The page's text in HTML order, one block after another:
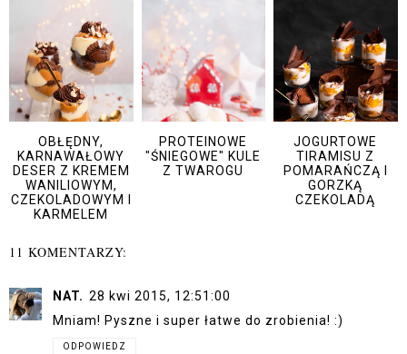
OBŁĘDNY,
KARNAWAŁOWY
DESER Z KREMEM
WANILIOWYM,
CZEKOLADOWYM I
KARMELEM
PROTEINOWE
"ŚNIEGOWE" KULE
Z TWAROGU
JOGURTOWE
TIRAMISU Z
POMARAŃCZĄ I
GORZKĄ
CZEKOLADĄ
11 KOMENTARZY:
NAT. 28 kwi 2015, 12:51:00
Mniam! Pyszne i super łatwe do zrobienia! :)
ODPOWIEDZ